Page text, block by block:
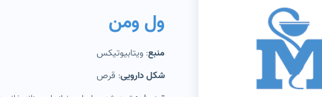
ول ومن
منبع: ویتابیوتیکس
شکل دارویی: قرص